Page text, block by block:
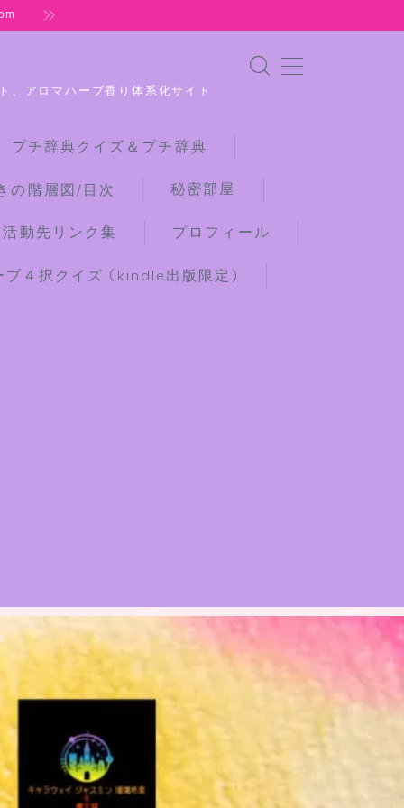
、アロマハーブ香り体系化サイト
チ辞典クイズ＆プチ辞典
の階層図/目次 秘密部屋
動先リンク集 プロフィール
４択クイズ (kindle出版限定)